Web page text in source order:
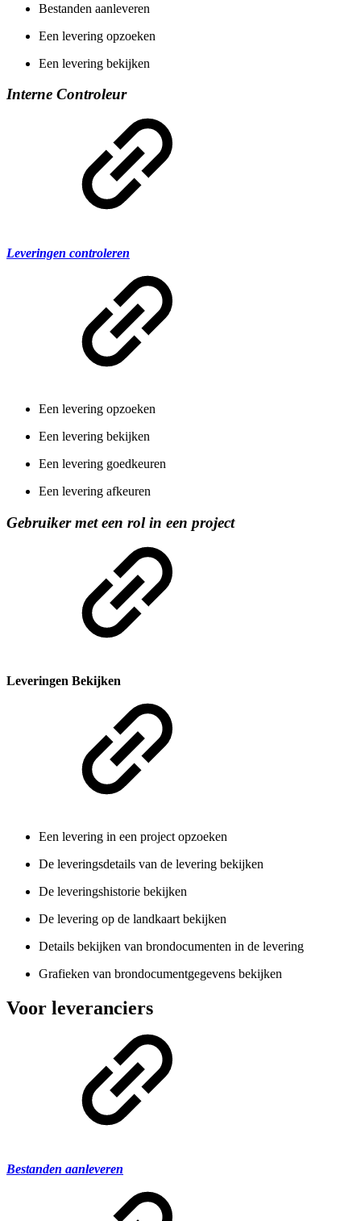
Bestanden aanleveren
Een levering opzoeken
Een levering bekijken
Interne Controleur
Leveringen controleren
Een levering opzoeken
Een levering bekijken
Een levering goedkeuren
Een levering afkeuren
Gebruiker met een rol in een project
Leveringen Bekijken
Een levering in een project opzoeken
De leveringsdetails van de levering bekijken
De leveringshistorie bekijken
De levering op de landkaart bekijken
Details bekijken van brondocumenten in de levering
Grafieken van brondocumentgegevens bekijken
Voor leveranciers
Bestanden aanleveren